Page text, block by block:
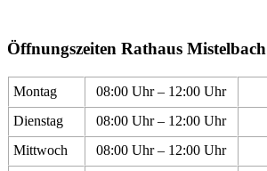
Öffnungszeiten Rathaus Mistelbach
Montag 08:00 Uhr – 12:00 Uhr
Dienstag
08:00 Uhr – 12:00 Uhr
Mittwoch
08:00 Uhr – 12:00 Uhr